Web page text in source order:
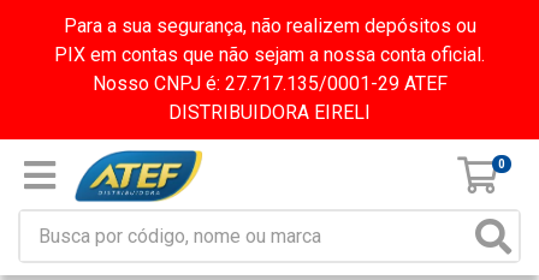
Para a sua segurança, não realizem depósitos ou
PIX em contas que não sejam a nossa conta oficial.
Nosso CNPJ é: 27.717.135/0001-29 ATEF
DISTRIBUIDORA EIRELI
0